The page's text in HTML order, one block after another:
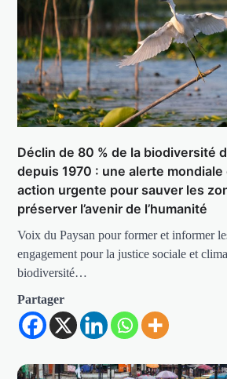
Déclin de 80 % de la biodiversité
depuis 1970 : une alerte
action urgente pour sauver les
préserver l’avenir de l’humanité
Voix du Paysan pour former et informer
engagement pour la justice sociale et
biodiversité…
Partager